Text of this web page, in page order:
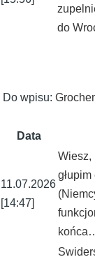
do
Do wpisu:
Data
11.07.2026
[14:47]
Wiesz,